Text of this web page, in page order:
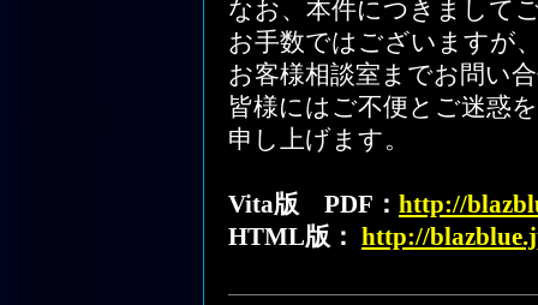
なお、本件につきまして
お手数ではございますが
お客様相談室までお問い
皆様にはご不便とご迷惑
申し上げます。
Vita版 PDF： http://
HTML版： http://